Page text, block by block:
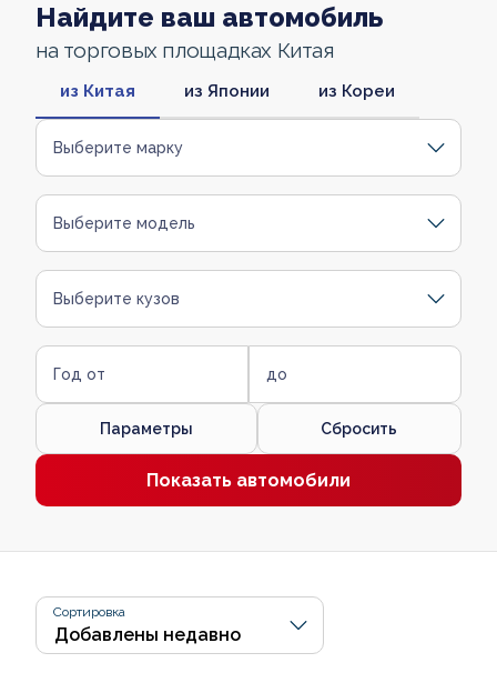
Найдите ваш автомобиль
на торговых площадках Китая
из Китая из Японии из Кореи
Выберите марку
Выберите модель
Выберите кузов
Год от до
Параметры Сбросить
Показать автомобили
Сортировка